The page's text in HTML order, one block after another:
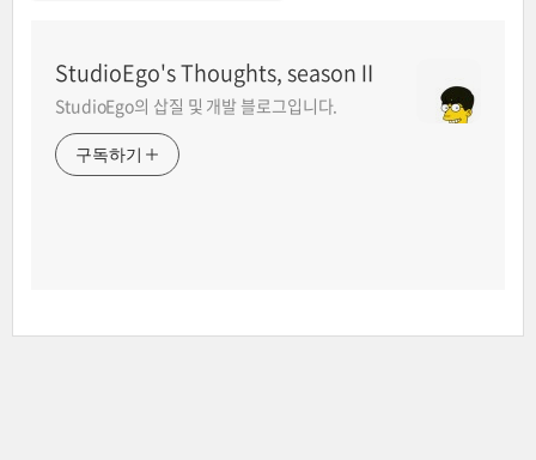
StudioEgo's Thoughts, seasonⅡ
StudioEgo의 삽질 및 개발 블로그입니다.
구독하기